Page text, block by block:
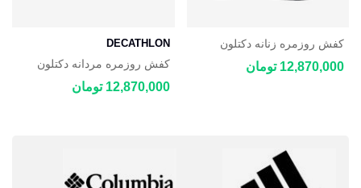
کفش روزمره زنانه دکتلون
DECATHLON JOGFLOW
12,870,000 تومان
DECATHLON
کفش روزمره مردانه دکتلون
DECATHLON JOGFLOW
12,870,000 تومان